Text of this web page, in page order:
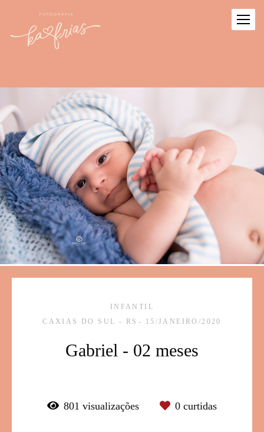
INFANTIL
CAXIAS DO SUL - RS
15/JANEIRO/2020
Gabriel - 02 meses
801 visualizações 0 curtidas